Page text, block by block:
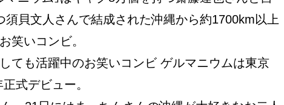
須貝文人さんで結成された沖縄から約1700km以上
笑いコンビ。
ても活躍中のお笑いコンビ ゲルマニウムは東京
式デビュー。